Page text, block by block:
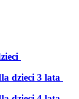
dzieci 3 lata